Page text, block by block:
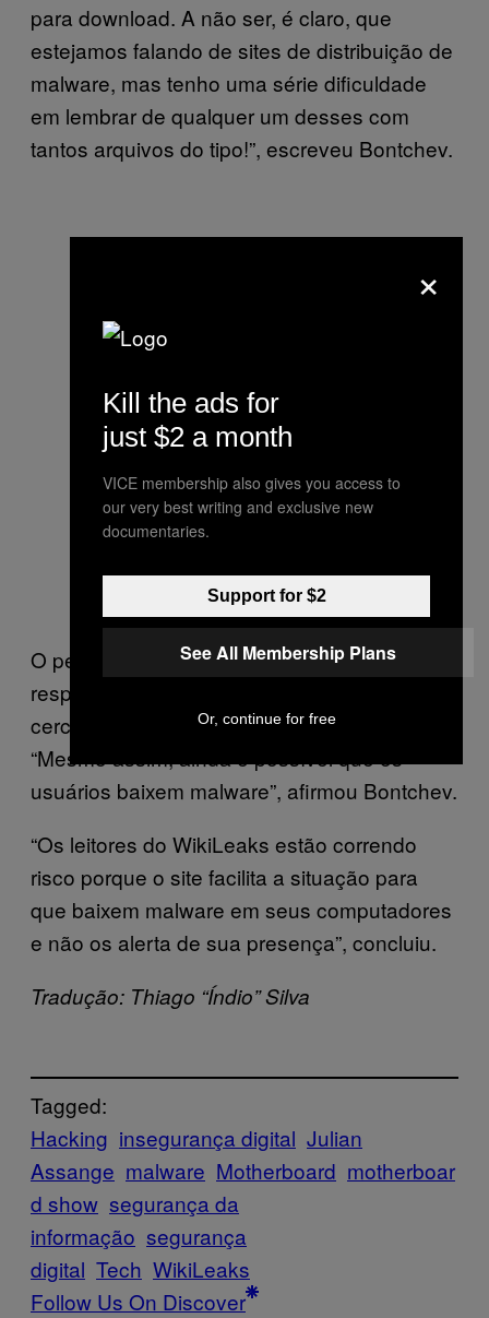
para download. A não ser, é claro, que
estejamos falando de sites de distribuição de
malware, mas tenho uma série dificuldade
em lembrar de qualquer um desses com
tantos arquivos do tipo!”, escreveu Bontchev.
O pesquisador afirmou ainda que, em
resposta à descoberta, o WikiLeaks trocou
cerca de 300 arquivos maliciosos por texto.
“Mesmo assim, ainda é possível que os
usuários baixem malware”, afirmou Bontchev.
“Os leitores do WikiLeaks estão correndo
risco porque o site facilita a situação para
que baixem malware em seus computadores
e não os alerta de sua presença”, concluiu.
Tradução: Thiago “Índio” Silva
Tagged:
Hacking insegurança digital Julian
Assange malware Motherboard motherboar
d show segurança da
informação segurança
digital Tech WikiLeaks
Follow Us On Discover
×
Kill the ads for
just $2 a month
VICE membership also gives you access to
our very best writing and exclusive new
documentaries.
Support for $2
See All Membership Plans
Or, continue for free